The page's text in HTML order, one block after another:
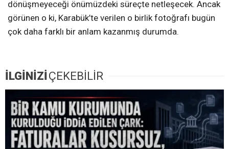
dönüşmeyeceği önümüzdeki süreçte netleşecek. Ancak
görünen o ki, Karabük’te verilen o birlik fotoğrafı bugün
çok daha farklı bir anlam kazanmış durumda.
İLGİNİZİÇEKEBİLİR